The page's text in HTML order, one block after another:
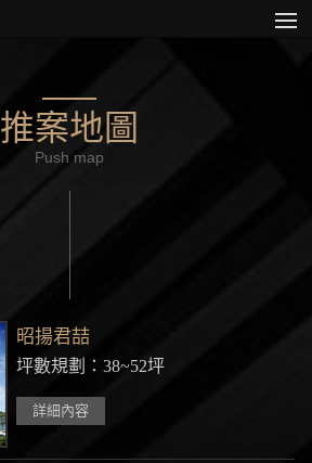
推案地圖
Push map
昭揚君喆
坪數規劃：38~52坪
詳細內容